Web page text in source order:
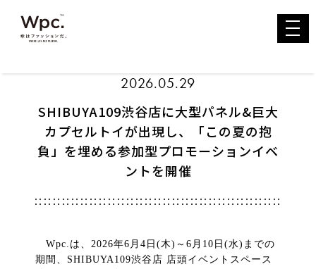
toggle
2026.05.29
SHIBUYA109渋谷店に大型パネル&巨大
カプセルトイが出現し、「この夏の抱
負」を埋める参加型プロモーションイベ
ントを開催
Wpc.は、2026年6月4日(木)～6月10日(水)までの
期間、SHIBUYA109渋谷店 店頭イベントスペース